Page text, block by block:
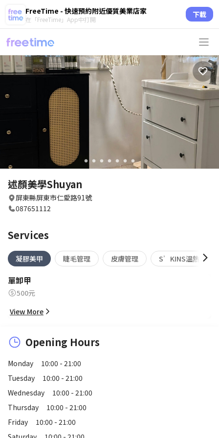
FreeTime - 快速預約附近優質美業店家
在「FreeTime」App中打開 下載
circle circle circle circle circle circle circle
述顏美學Shuyan
屏東縣屏東市仁愛路91號
087651112
Services
凝膠美甲 睫毛管理 皮膚管理 S’KINS溫熱蠟
單卸甲
500元
View More
Opening Hours
Monday
10:00 - 21:00
Tuesday
10:00 - 21:00
Wednesday
10:00 - 21:00
Thursday
10:00 - 21:00
Friday
10:00 - 21:00